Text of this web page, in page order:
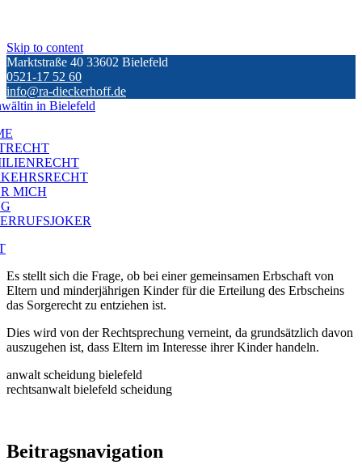
Skip to content
Marktstraße 40 33602 Bielefeld
0521-17 52 60
info@ra-dieckerhoff.de
MICH
Es stellt sich die Frage, ob bei einer gemeinsamen Erbschaft von
Eltern und minderjährigen Kinder für die Erteilung des Erbscheins
das Sorgerecht zu entziehen ist.
Dies wird von der Rechtsprechung verneint, da grundsätzlich davon
auszugehen ist, dass Eltern im Interesse ihrer Kinder handeln.
anwalt scheidung bielefeld
rechtsanwalt bielefeld scheidung
Beitragsnavigation